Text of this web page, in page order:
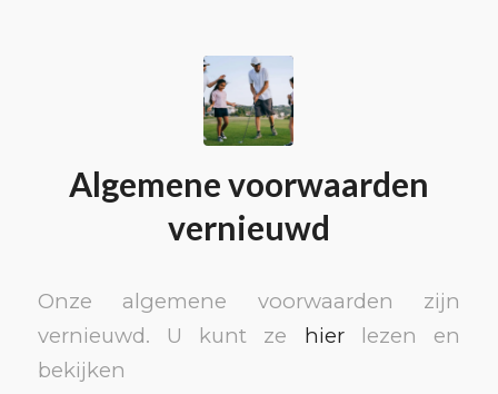
Algemene voorwaarden
vernieuwd
Onze algemene voorwaarden zijn
vernieuwd. U kunt ze hierlezen en
bekijken